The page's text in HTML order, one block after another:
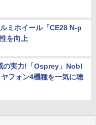
ミホイール「CE28 N-p
を向上
の実力!「Osprey」Nobl
フォン4機種を一気に聴